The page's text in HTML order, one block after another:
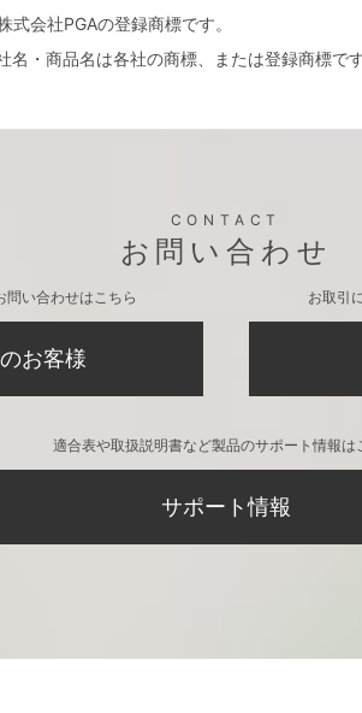
会社PGAの登録商標です。
・商品名は各社の商標、または登録商標です
CONTACT
お問い合わせ
問い合わせはこちら
お客様
お取引
適合表や取扱説明書など製品のサポート情報は
サポート情報